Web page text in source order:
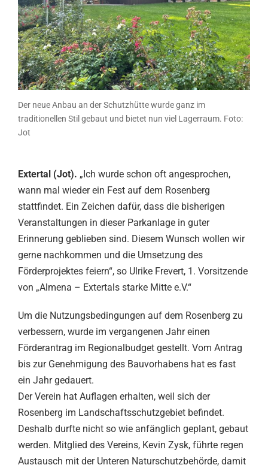
Der neue Anbau an der Schutzhütte wurde ganz im
traditionellen Stil gebaut und bietet nun viel Lagerraum. Foto:
Jot
Extertal (Jot). „Ich wurde schon oft angesprochen,
wann mal wieder ein Fest auf dem Rosenberg
stattfindet. Ein Zeichen dafür, dass die bisherigen
Veranstaltungen in dieser Parkanlage in guter
Erinnerung geblieben sind. Diesem Wunsch wollen wir
gerne nachkommen und die Umsetzung des
Förderprojektes feiern“, so Ulrike Frevert, 1. Vorsitzende
von „Almena – Extertals starke Mitte e.V.“
Um die Nutzungsbedingungen auf dem Rosenberg zu
verbessern, wurde im vergangenen Jahr einen
Förderantrag im Regionalbudget gestellt. Vom Antrag
bis zur Genehmigung des Bauvorhabens hat es fast
ein Jahr gedauert.
Der Verein hat Auflagen erhalten, weil sich der
Rosenberg im Landschaftsschutzgebiet befindet.
Deshalb durfte nicht so wie anfänglich geplant, gebaut
werden. Mitglied des Vereins, Kevin Zysk, führte regen
Austausch mit der Unteren Naturschutzbehörde, damit